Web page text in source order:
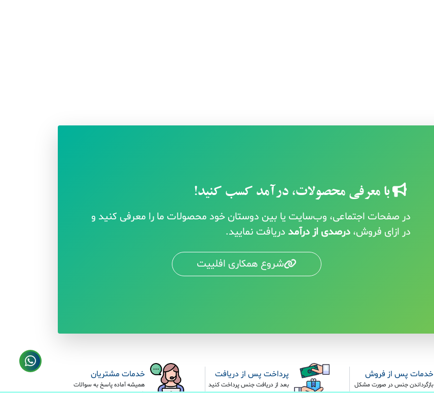
با معرفی محصولات، درآمد کسب کنید!
در صفحات اجتماعی، وب‌سایت یا بین دوستان خود محصولات ما را معرفی کنید و
در ازای فروش، درصدی از درآمد دریافت نمایید.
شروع همکاری افلییت
خدمات پس از فروش
بازگرداندن جنس در صورت مشکل
پرداخت پس از دریافت
بعد از دریافت جنس پرداخت کنید
خدمات مشتریان
همیشه آماده پاسخ به سوالات